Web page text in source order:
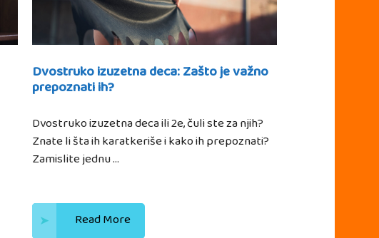
Dvostruko izuzetna deca: Zašto je važno
prepoznati ih?
Dvostruko izuzetna deca ili 2e, čuli ste za njih?
Znate li šta ih karatkeriše i kako ih prepoznati?
Zamislite jednu …
Read More